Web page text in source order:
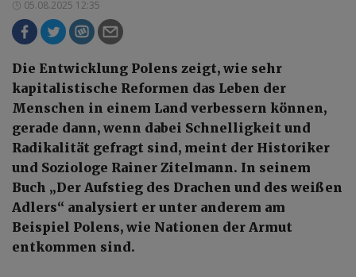
05.08.2025 12:35
Die Entwicklung Polens zeigt, wie sehr
kapitalistische Reformen das Leben der
Menschen in einem Land verbessern können,
gerade dann, wenn dabei Schnelligkeit und
Radikalität gefragt sind, meint der Historiker
und Soziologe Rainer Zitelmann. In seinem
Buch „Der Aufstieg des Drachen und des weißen
Adlers“ analysiert er unter anderem am
Beispiel Polens, wie Nationen der Armut
entkommen sind.